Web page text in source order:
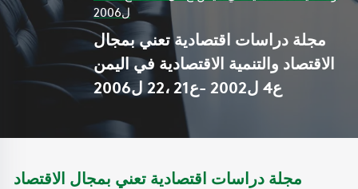
ل2006
مجلة دراسات اقتصادية تعني بمجال
الاقتصاد والتنمية الاقتصادية في اليمن
ع4 ل2002 -ع21 ،22 ل2006
مجلة دراسات اقتصادية تعني بمجال الاقتصاد